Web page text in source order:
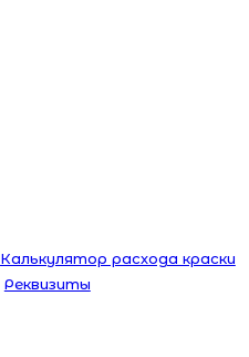
Калькулятор расхода краски
Реквизиты